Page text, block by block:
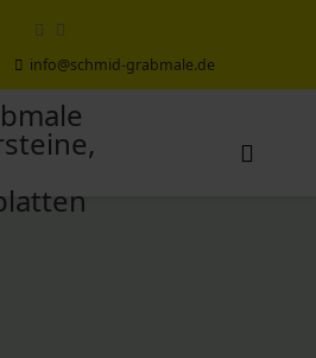
info@schmid-grabmale.de